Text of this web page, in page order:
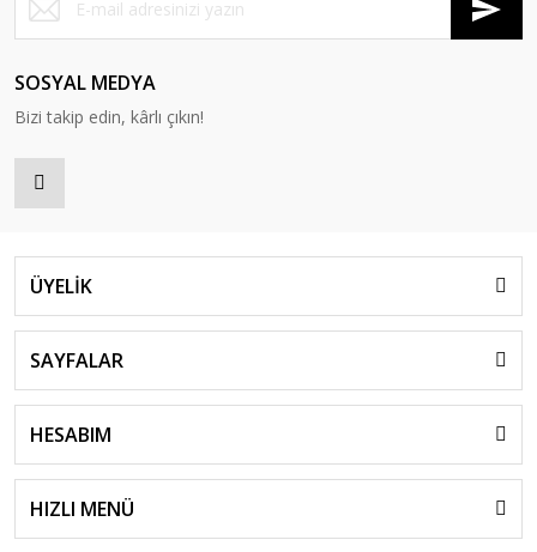
SOSYAL MEDYA
Bizi takip edin, kârlı çıkın!
ÜYELİK
SAYFALAR
HESABIM
HIZLI MENÜ